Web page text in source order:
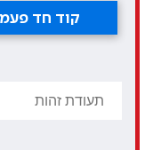
קוד חד